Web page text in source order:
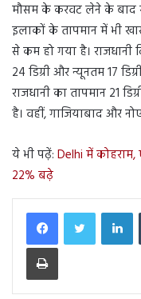
मौसम के करवट लेने के बाद
इलाकों के तापमान में भी
से कम हो गया है।
24 डिग्री और न्यूनतम 17
राजधानी का तापमान 21
है। वहीं, गाजियाबाद और
ये भी पढ़ें: Delhi में
22% बढ़े
Print